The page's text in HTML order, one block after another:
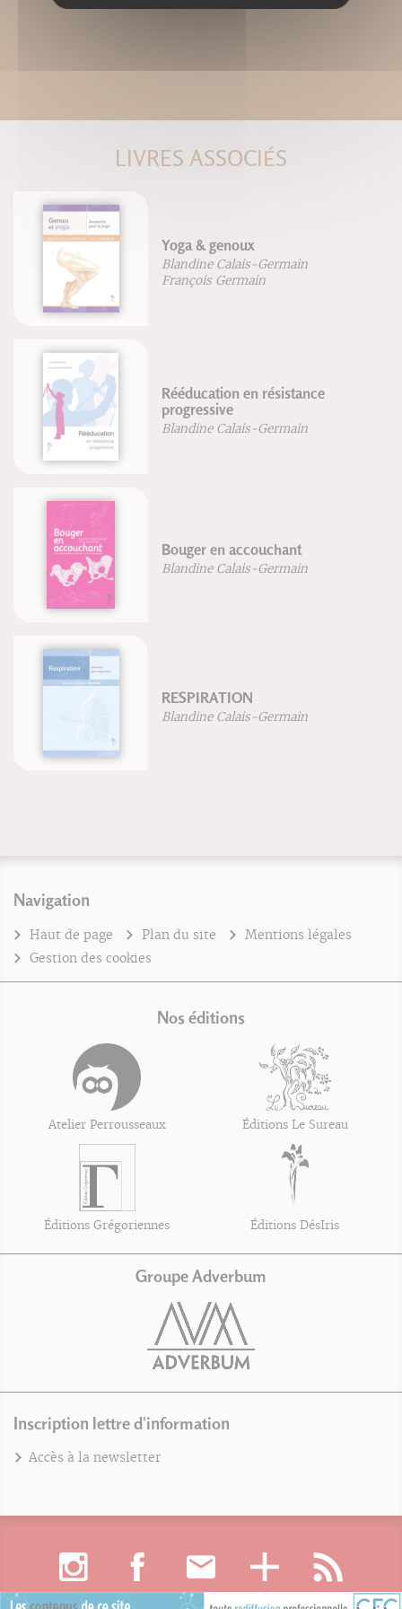
LIVRES ASSOCIÉS
Yoga & genoux
Blandine Calais-Germain
François Germain
Rééducation en résistance
progressive
Blandine Calais-Germain
Bouger en accouchant
Blandine Calais-Germain
RESPIRATION
Blandine Calais-Germain
Navigation
Haut de page Plan du site
Mentions légales
Gestion des cookies
Nos éditions
Atelier Perrousseaux Éditions Le Sureau
Éditions Grégoriennes Éditions DésIris
Groupe Adverbum
Inscription lettre d'information
Accès à la newsletter